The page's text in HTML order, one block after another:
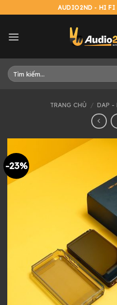
to
AUDIO2ND - HI FI
Tìm
kiếm:
TRANG CHỦ / DAP -
-23%